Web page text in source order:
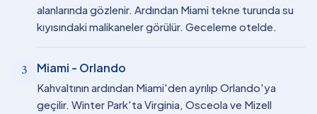
alanlarında gözlenir. Ardından Miami tekne turunda su
kıyısındaki malikaneler görülür. Geceleme otelde.
3 Miami - Orlando
Kahvaltının ardından Miami'den ayrılıp Orlando'ya
geçilir. Winter Park'ta Virginia, Osceola ve Mizell